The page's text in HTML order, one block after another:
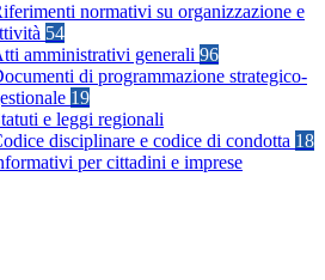
normativi su organizzazione e
54
amministrativi generali 96
di programmazione strategico-
19
e leggi regionali
disciplinare e codice di condotta 18
per cittadini e imprese